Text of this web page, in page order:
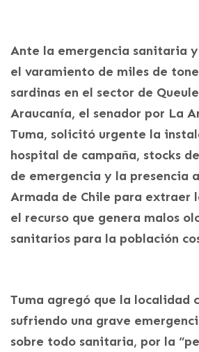
Ante la emergencia sanitaria
el varamiento de miles de
sardinas en el sector de
Araucanía, el senador por La
Tuma, solicitó urgente la
hospital de campaña, stocks
de emergencia y la presencia
Armada de Chile para extraer
el recurso que genera malos
sanitarios para la población
Tuma agregó que la localidad
sufriendo una grave
sobre todo sanitaria, por la